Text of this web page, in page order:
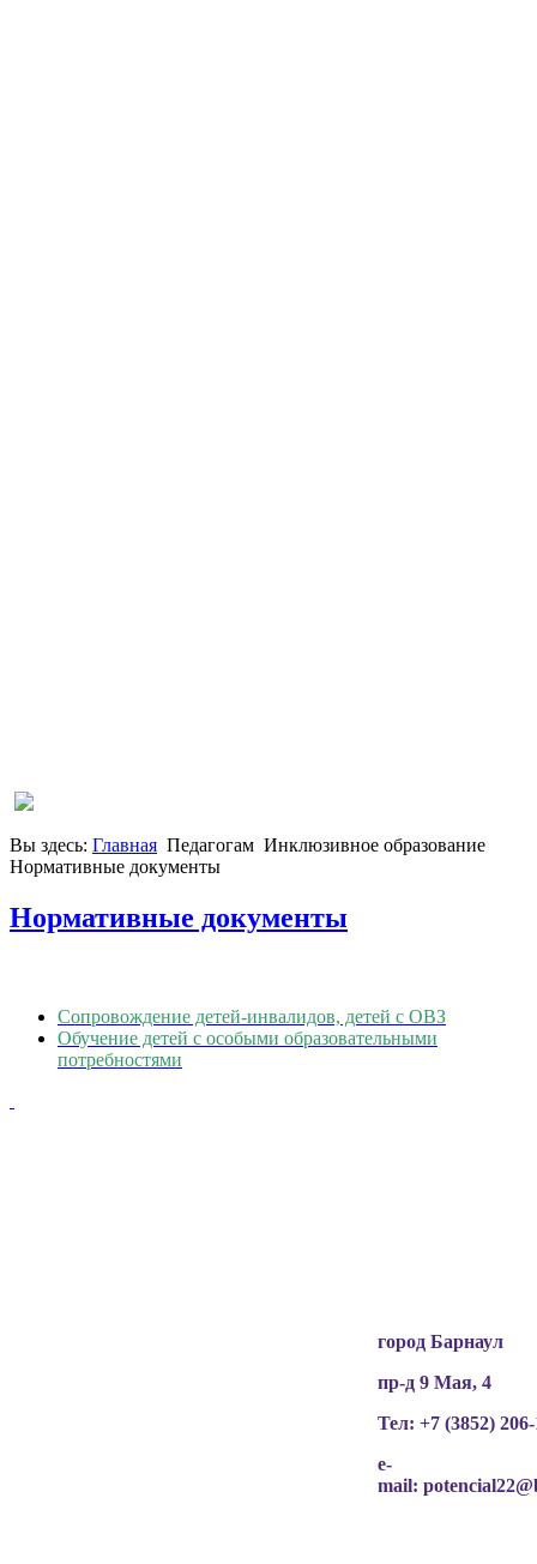
Вы здесь: Главная Педагогам Инклюзивное образование
Нормативные документы
Нормативные документы
Сопровождение детей-инвалидов, детей с ОВЗ
Обучение детей с особыми образовательными
потребностями
город Барнаул
пр-д 9 Мая, 4
Тел: +7 (3852)
e-
mail: